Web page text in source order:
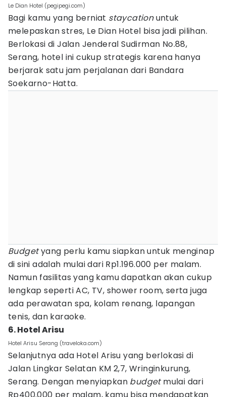
Le Dian Hotel (pegipegi.com)
Bagi kamu yang berniat staycationuntuk
melepaskan stres, Le Dian Hotel bisa jadi pilihan.
Berlokasi di Jalan Jenderal Sudirman No.88,
Serang, hotel ini cukup strategis karena hanya
berjarak satu jam perjalanan dari Bandara
Soekarno-Hatta.
Budgetyang perlu kamu siapkan untuk menginap
di sini adalah mulai dari Rp1.196.000 per malam.
Namun fasilitas yang kamu dapatkan akan cukup
lengkap seperti AC, TV, shower room, serta juga
ada perawatan spa, kolam renang, lapangan
tenis, dan karaoke.
6. Hotel Arisu
Hotel Arisu Serang (traveloka.com)
Selanjutnya ada Hotel Arisu yang berlokasi di
Jalan Lingkar Selatan KM 2,7, Wringinkurung,
Serang. Dengan menyiapkan budgetmulai dari